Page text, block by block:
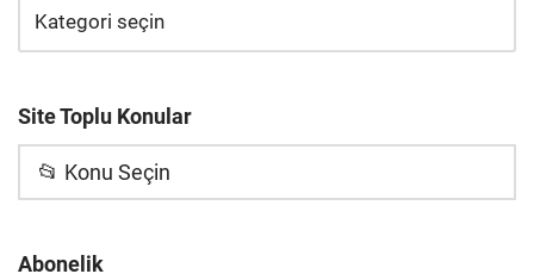
Site Toplu Konular
📂 Konu Seçin
Abonelik